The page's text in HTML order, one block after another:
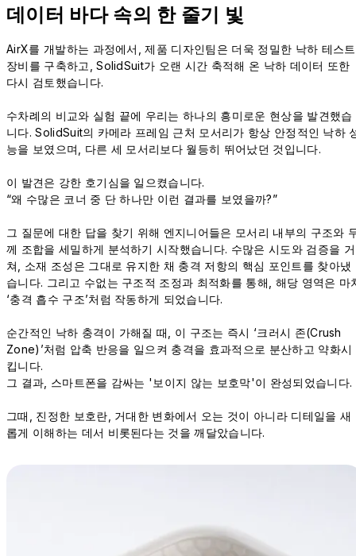
데이터 바다 속의 한 줄기 빛
AirX를 개발하는 과정에서, 제품 디자인팀은 더욱 정밀한 낙하 테스트
장비를 구축하고, SolidSuit가 오랜 시간 축적해 온 낙하 데이터 또한
다시 검토했습니다.
수차례의 비교와 실험 끝에 우리는 하나의 흥미로운 현상을 발견했습
니다. SolidSuit의 카메라 프레임 근처 모서리가 항상 안정적인 낙하
능을 보였으며, 다른 세 모서리보다 월등히 뛰어났던 것입니다.
이 발견은 강한 호기심을 일으켰습니다.
“왜 수많은 코너 중 단 하나만 이런 결과를 보였을까?”
그 질문에 대한 답을 찾기 위해 엔지니어들은 모서리 내부의 구조와
께 조합을 세밀하게 분석하기 시작했습니다. 수많은 시도와 검증을 거
쳐, 소재 조성은 그대로 유지한 채 충격 저항의 핵심 포인트를 찾아냈
습니다. 그리고 수없는 구조적 조정과 최적화를 통해, 해당 영역은 마
‘충격 흡수 구조’처럼 작동하게 되었습니다.
순간적인 낙하 충격이 가해질 때, 이 구조는 즉시 ‘크러시 존(Crush
Zone)’처럼 압축 반응을 일으켜 충격을 효과적으로 분산하고 약화시
킵니다.
그 결과, 스마트폰을 감싸는 '보이지 않는 보호막'이 완성되었습니다.
그때, 진정한 보호란, 거대한 변화에서 오는 것이 아니라 디테일을 새
롭게 이해하는 데서 비롯된다는 것을 깨달았습니다.